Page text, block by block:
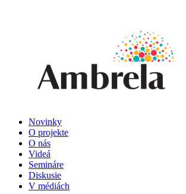
Novinky
O projekte
O nás
Videá
Semináre
Diskusie
V médiách